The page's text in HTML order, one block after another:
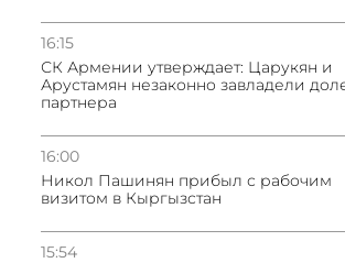
16:15
СК Армении утверждает: Царукян и
Арустамян незаконно завладели
партнера
16:00
Никол Пашинян прибыл с рабочим
визитом в Кыргызстан
15:54